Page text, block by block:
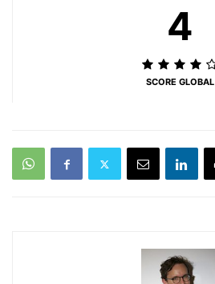
4
SCORE GLOBAL